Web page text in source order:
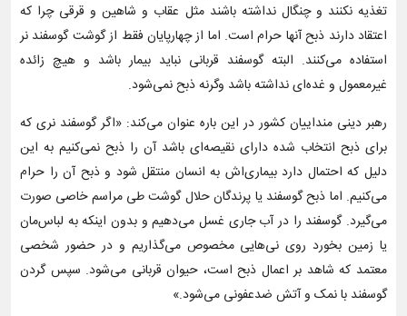
تغذیه نکنند و چنگال نداشته باشند مثل عقاب و شاهین و قرقی چرا که
اعتقاد دارند ذبح آنها حرام است. اما از چهارپایان فقط از گوشت گوسفند نر
استفاده می‌کنند. البته گوسفند قربانی نباید بیمار باشد و هیچ زائده
غیرمعمول و غده‌ای نداشته باشد وگرنه ذبح نمی‌شود.
رهبر دینی منداییان کشور در این باره عنوان می‌کند: «اگر گوسفند نری که
برای ذبح انتخاب شده دارای نقیصه‌ای باشد آن را ذبح نمی‌کنیم به این
دلیل که احتمال دارد بیماری‌اش به انسان منتقل شود و ذبح آن را حرام
می‌کنیم. اما ذبح گوسفند یا پرندگان حلال گوشت طی مراسم خاصی صورت
می‌گیرد. گوسفند را در آب جاری غسل می‌دهیم و بدون اینکه به لباس‌مان
یا زمین بخورد روی نی‌هایی مخصوص می‌گذاریم و در حضور شخصی
معتمد که شاهد بر اعمال ذبح است، حیوان قربانی می‌شود. سپس گردن
گوسفند با نمک و آتش ضدعفونی می‌شود.»